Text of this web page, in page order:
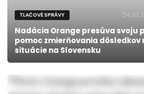
TLAČOVÉ SPRÁVY
Nadácia Orange presúva svoju
pomoc zmierňovania dôsledkov
situácie na Slovensku